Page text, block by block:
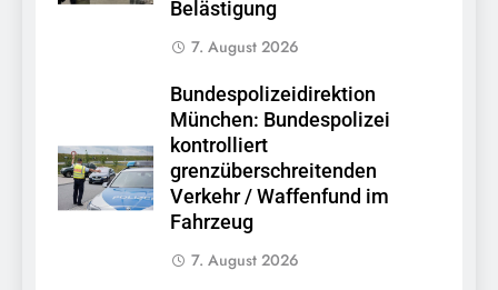
Belästigung
7. August 2026
Bundespolizeidirektion
München: Bundespolizei
kontrolliert
grenzüberschreitenden
Verkehr / Waffenfund im
Fahrzeug
7. August 2026